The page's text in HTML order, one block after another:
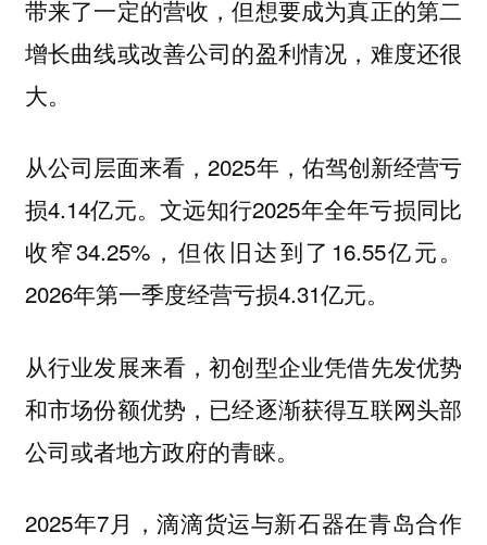
带来了一定的营收，但想要成为真正的第二
增长曲线或改善公司的盈利情况，难度还很
大。
从公司层面来看，2025年，佑驾创新经营亏
损4.14亿元。文远知行2025年全年亏损同比
收窄34.25%，但依旧达到了16.55亿元。
2026年第一季度经营亏损4.31亿元。
从行业发展来看，初创型企业凭借先发优势
和市场份额优势，已经逐渐获得互联网头部
公司或者地方政府的青睐。
2025年7月，滴滴货运与新石器在青岛合作